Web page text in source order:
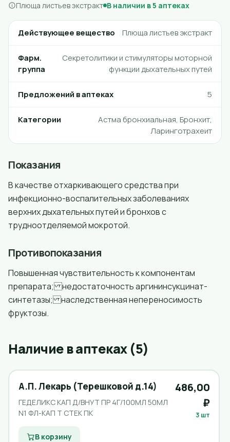
Плюща листьев экстракт В наличии в 5 аптеках
Действующее вещество Плюща листьев экстракт
Фарм.
группа
Секретолитики и стимуляторы моторной
функции дыхательных путей
Предложений в аптеках 5
Категории
Астма бронхиальная, Бронхит,
Ларинготрахеит
Показания
В качестве отхаркивающего средства при
инфекционно-воспалительных заболеваниях
верхних дыхательных путей и бронхов с
трудноотделяемой мокротой.
Противопоказания
Повышенная чувствительность к компонентам
препарата; недостаточность аргининсукцинат-
синтетазы; наследственная непереносимость
фруктозы.
Наличие в аптеках (5)
А.П. Лекарь (Терешковой д.14)
ГЕДЕЛИКС КАП Д/ВНУТ ПР 4Г/100МЛ 50МЛ
N1 ФЛ-КАП Т СТЕК ПК
486,00
₽
3 шт
В корзину